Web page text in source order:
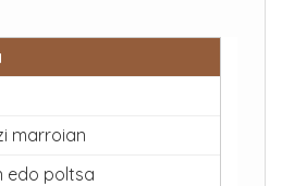
marroian
edo poltsa